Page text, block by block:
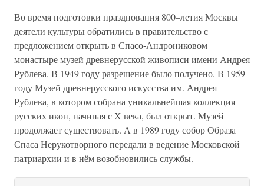
Во время подготовки празднования 800–летия Москвы
деятели культуры обратились в правительство с
предложением открыть в Спасо-Андрониковом
монастыре музей древнерусской живописи имени Андрея
Рублева. В 1949 году разрешение было получено. В 1959
году Музей древнерусского искусства им. Андрея
Рублева, в котором собрана уникальнейшая коллекция
русских икон, начиная с Х века, был открыт. Музей
продолжает существовать. А в 1989 году собор Образа
Спаса Нерукотворного передали в ведение Московской
патриархии и в нём возобновились службы.